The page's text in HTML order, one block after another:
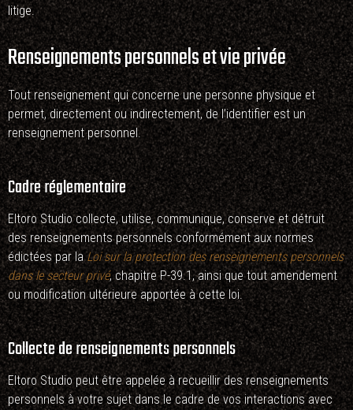
litige.
Renseignements personnels et vie privée
Tout renseignement qui concerne une personne physique et
permet, directement ou indirectement, de l’identifier est un
renseignement personnel.
Cadre réglementaire
Eltoro Studio collecte, utilise, communique, conserve et détruit
des renseignements personnels conformément aux normes
édictées par laLoi sur la protection des renseignements personnels
dans le secteur privé, chapitre P-39.1, ainsi que tout amendement
ou modification ultérieure apportée à cette loi.
Collecte de renseignements personnels
Eltoro Studio peut être appelée à recueillir des renseignements
personnels à votre sujet dans le cadre de vos interactions avec